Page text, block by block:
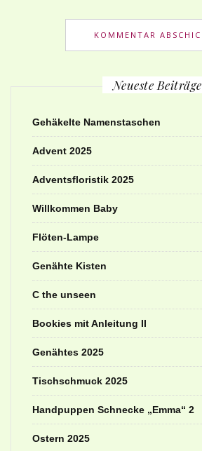
Neueste Beiträge
Gehäkelte Namenstaschen
Advent 2025
Adventsfloristik 2025
Willkommen Baby
Flöten-Lampe
Genähte Kisten
C the unseen
Bookies mit Anleitung II
Genähtes 2025
Tischschmuck 2025
Handpuppen Schnecke „Emma“ 2
Ostern 2025